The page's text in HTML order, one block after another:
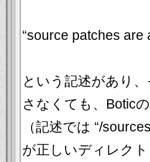
“source patches are
という記述があり
さなくても、Botic
（記述では “/
が正しいディレクト